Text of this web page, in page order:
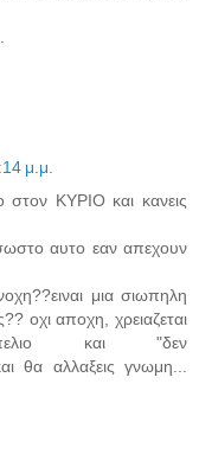
μ.μ.
στον ΚΥΡΙΟ και κανεις
σωστο αυτο εαν απεχουν
μια σιωπηλη
οχι αποχη, χρειαζεται
και "δεν
θα αλλαξεις γνωμη...